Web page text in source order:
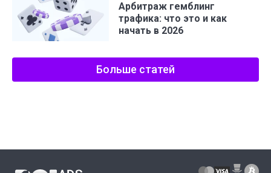
Арбитраж гемблинг
трафика: что это и как
начать в 2026
Больше статей